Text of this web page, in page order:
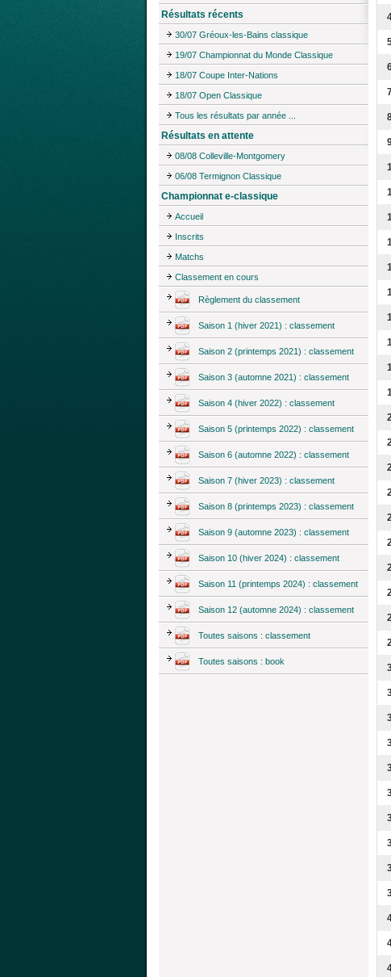
Résultats récents
30/07 Gréoux-les-Bains classique
19/07 Championnat du Monde Classique
18/07 Coupe Inter-Nations
18/07 Open Classique
Tous les résultats par année ...
Résultats en attente
08/08 Colleville-Montgomery
06/08 Termignon Classique
Championnat e-classique
Accueil
Inscrits
Matchs
Classement en cours
Règlement du classement
Saison 1 (hiver 2021) : classement
Saison 2 (printemps 2021) : classement
Saison 3 (automne 2021) : classement
Saison 4 (hiver 2022) : classement
Saison 5 (printemps 2022) : classement
Saison 6 (automne 2022) : classement
Saison 7 (hiver 2023) : classement
Saison 8 (printemps 2023) : classement
Saison 9 (automne 2023) : classement
Saison 10 (hiver 2024) : classement
Saison 11 (printemps 2024) : classement
Saison 12 (automne 2024) : classement
Toutes saisons : classement
Toutes saisons : book